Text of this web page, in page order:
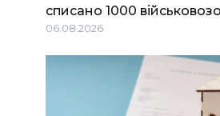
списано 1000
06.08.2026